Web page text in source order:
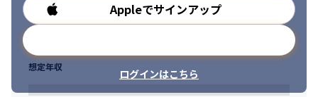
Appleでサインアップ
ログインはこちら
勤務時間
想定年収